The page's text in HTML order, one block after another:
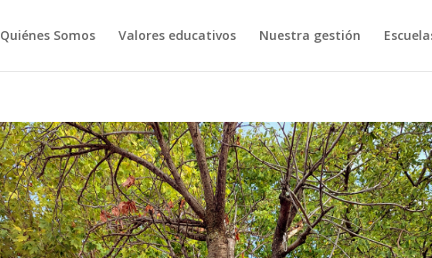
Quiénes Somos Valores educativos Nuestra gestión